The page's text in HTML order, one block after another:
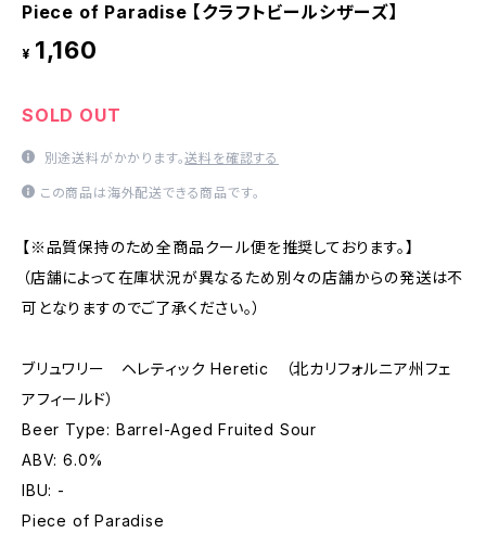
Piece of Paradise 【クラフトビールシザーズ】
¥ 1,160
SOLD OUT
別途送料がかかります。送料を確認する
この商品は海外配送できる商品です。
【※品質保持のため全商品クール便を推奨しております。】
（店舗によって在庫状況が異なるため別々の店舗からの発送は不
可となりますのでご了承ください。）
ブリュワリー ヘレティック Heretic （北カリフォルニア州フェ
アフィールド）
Beer Type: Barrel-Aged Fruited Sour
ABV: 6.0%
IBU: -
Piece of Paradise